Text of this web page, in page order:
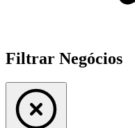
Filtrar Negócios